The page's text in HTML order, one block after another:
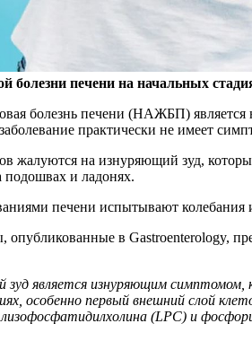
печени на начальных
болезнь печени (НАЖБП) является
практически не имеет
жалуются на изнуряющий зуд,
подошвах и ладонях.
печени испытывают колебания
опубликованные в Gastroenterology,
является изнуряющим
особенно первый внешний слой
(LPC) и